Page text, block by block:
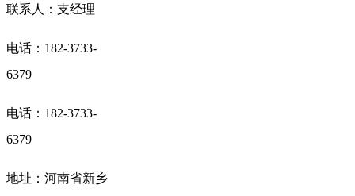
联系人：支经理
电话：182-3733-
6379
电话：182-3733-
6379
地址：河南省新乡